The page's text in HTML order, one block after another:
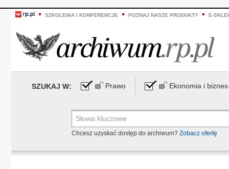
SZKOLENIA I KONFERENCJE POZNAJ NASZE PRODUKTY E-
SZUKAJ W: Prawo Ekonomia i biznes
Chcesz uzyskać dostęp do archiwum? Zobacz ofertę